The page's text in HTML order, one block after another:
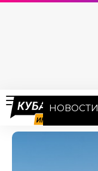
НОВОСТИ